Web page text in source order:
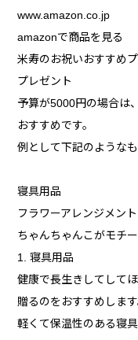
www.amazon.co.jp
amazonで商品を見る
米寿のお祝いおすすめ
プレゼント
予算が5000円の場合は
おすすめです。
例として下記のような
寝具用品
フラワーアレンジメント
ちゃんちゃんこがモチ
1. 寝具用品
健康で長生きしてして
贈るのをおすすめします
軽くて保温性のある寝